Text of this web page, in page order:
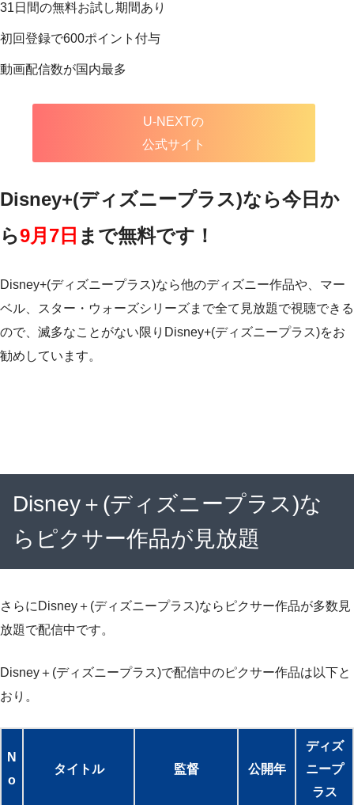
31日間の無料お試し期間あり
初回登録で600ポイント付与
動画配信数が国内最多
U-NEXTの
公式サイト
Disney+(ディズニープラス)なら今日か
ら9月7日 まで無料です！
Disney+(ディズニープラス)なら他のディズニー作品や、マー
ベル、スター・ウォーズシリーズまで全て見放題で視聴できる
ので、滅多なことがない限りDisney+(ディズニープラス)をお
勧めしています。
Disney＋(ディズニープラス)な
らピクサー作品が見放題
さらにDisney＋(ディズニープラス)ならピクサー作品が多数見
放題で配信中です。
Disney＋(ディズニープラス)で配信中のピクサー作品は以下と
おり。
N
o
タイトル 監督 公開年
ディズ
ニープ
ラス